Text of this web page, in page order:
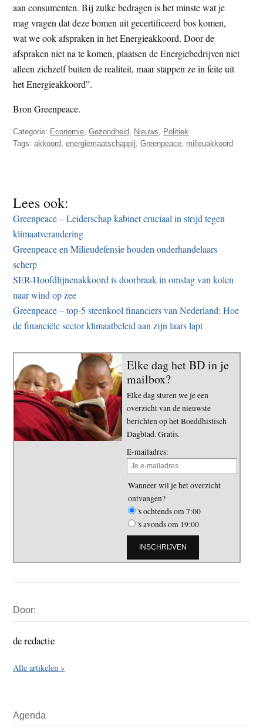
aan consumenten. Bij zulke bedragen is het minste wat je
mag vragen dat deze bomen uit gecertificeerd bos komen,
wat we ook afspraken in het Energieakkoord. Door de
afspraken niet na te komen, plaatsen de Energiebedrijven niet
alleen zichzelf buiten de realiteit, maar stappen ze in feite uit
het Energieakkoord”.
Bron Greenpeace.
Categorie: Economie ,Gezondheid Nieuws
Politiek
Tags:akkoord ,energiemaatschappij ,Greenpeace milieuakkoord
Lees ook:
Greenpeace – Leiderschap kabinet cruciaal in strijd tegen
klimaatverandering
Greenpeace en Milieudefensie houden onderhandelaars
scherp
SER-Hoofdlijnenakkoord is doorbraak in omslag van kolen
naar wind op zee
Greenpeace – top-5 steenkool financiers van Nederland: Hoe
de financiële sector klimaatbeleid aan zijn laars lapt
Elke dag het BD in je
mailbox?
Elke dag sturen we je een
overzicht van de nieuwste
berichten op het Boeddhistisch
Dagblad. Gratis.
E-mailadres:
Wanneer wil je het overzicht
ontvangen?
's ochtends om 7:00
's avonds om 19:00
Sidebar
Door:
de redactie
Alle artikelen »
Agenda